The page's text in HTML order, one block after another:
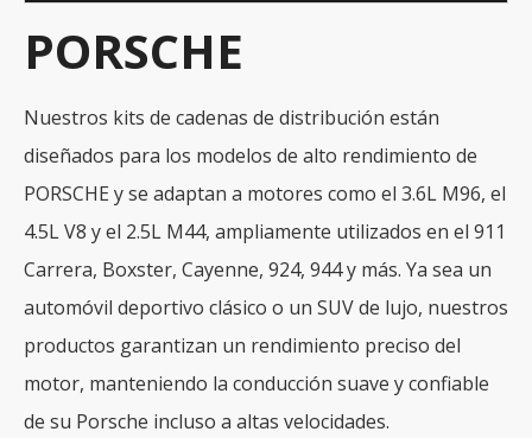
PORSCHE
Nuestros kits de cadenas de distribución están
diseñados para los modelos de alto rendimiento de
PORSCHE y se adaptan a motores como el 3.6L M96, el
4.5L V8 y el 2.5L M44, ampliamente utilizados en el 911
Carrera, Boxster, Cayenne, 924, 944 y más. Ya sea un
automóvil deportivo clásico o un SUV de lujo, nuestros
productos garantizan un rendimiento preciso del
motor, manteniendo la conducción suave y confiable
de su Porsche incluso a altas velocidades.